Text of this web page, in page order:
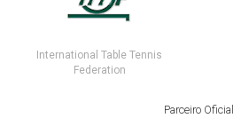
International Table Tennis
Federation
Parceiro Oficial